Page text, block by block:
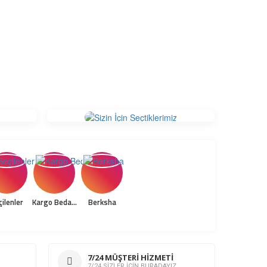
Kargo Bedava Berksha
7/24 MÜŞTERİ HİZMETİ